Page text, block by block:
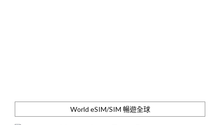
World eSIM/SIM 暢遊全球